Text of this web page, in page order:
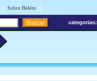
| Sobre Belém |
categorias: